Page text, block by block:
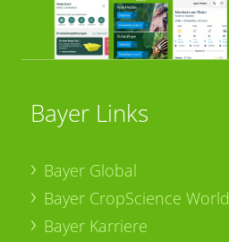
Bayer Links
Bayer Global
Bayer CropScience World
Bayer Karriere